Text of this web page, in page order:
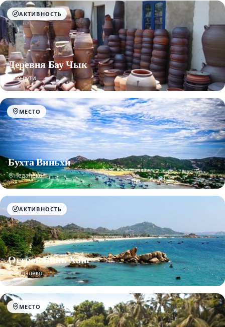
АКТИВНОСТЬ
Деревня Бау Чык
по пути
МЕСТО
Бухта Виньхи
недалеко
АКТИВНОСТЬ
Остров Бинь Ханг
недалеко
МЕСТО